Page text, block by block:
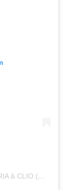
Uma publicação compartilhada por HISTÓRIA & CLIO (@historiaeclio)